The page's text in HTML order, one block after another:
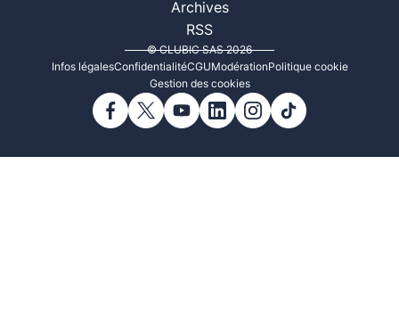
Archives
RSS
© CLUBIC SAS 2026
Infos légalesConfidentialitéCGUModérationPolitique cookie
Gestion des cookies